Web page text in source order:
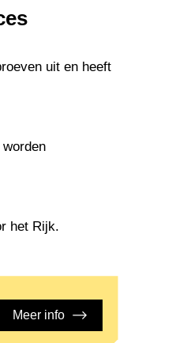
uit en heeft
het Rijk.
Meer info